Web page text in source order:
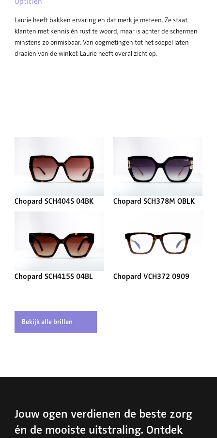
Laurie heeft bakken ervaring en dat merk je meteen. Ze staat
klanten met kennis én rust te woord, maar is achter de schermen
minstens zo onmisbaar. Van oogmetingen tot het soepel laten
draaien van de winkel: Laurie heeft overal zicht op.
Chopard SCH404S 04BK Chopard SCH378M OBLK
Chopard SCH415S 04BL Chopard VCH372 0909
Bekijk alle brillen
Jouw ogen verdienen de beste zorg
én de mooiste uitstraling. Ontdek